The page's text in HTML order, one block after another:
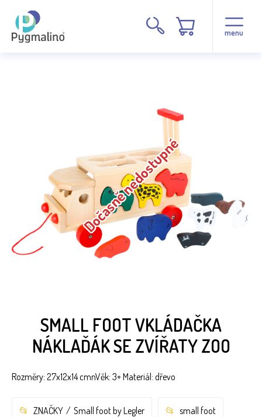
menu
Dočasně nedostupné
SMALL FOOT VKLÁDAČKA
NÁKLAĎÁK SE ZVÍŘATY ZOO
Rozměry: 27x12x14 cmnVěk: 3+ Materiál: dřevo
ZNAČKY Small foot by Legler small foot